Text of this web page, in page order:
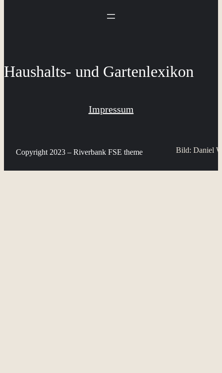
Bild: Daniel
Haushalts- und Gartenlexikon
Impressum
Copyright 2023 – Riverbank FSE theme